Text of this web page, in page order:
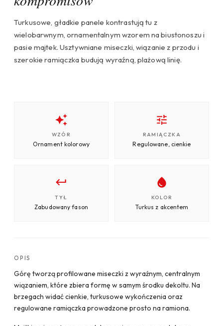
Turkusowe, gładkie panele kontrastują tu z
wielobarwnym, ornamentalnym wzorem na biustonoszu i
pasie majtek. Usztywniane miseczki, wiązanie z przodu i
szerokie ramiączka budują wyraźną, plażową linię.
WZÓR
Ornament kolorowy
RAMIĄCZKA
Regulowane, cienkie
TYŁ
Zabudowany fason
KOLOR
Turkus z akcentem
OPIS
Górę tworzą profilowane miseczki z wyraźnym, centralnym
wiązaniem, które zbiera formę w samym środku dekoltu. Na
brzegach widać cienkie, turkusowe wykończenia oraz
regulowane ramiączka prowadzone prosto na ramiona.